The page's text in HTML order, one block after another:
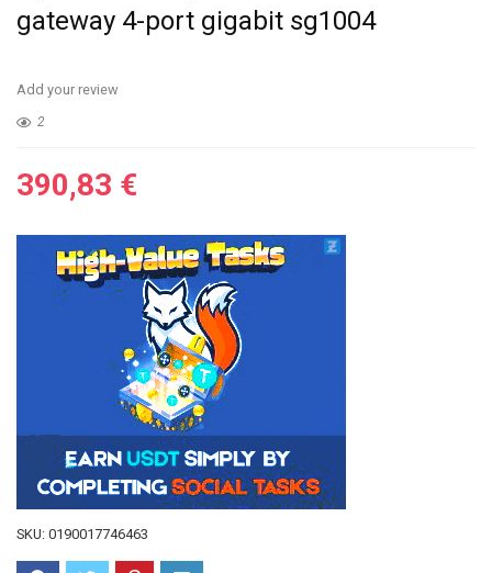
gateway 4-port gigabit sg1004
Add your review
2
390,83 €
SKU: 0190017746463